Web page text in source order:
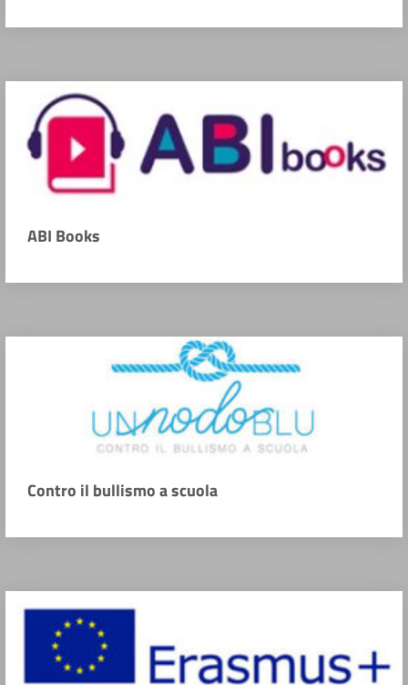
ABI Books
Contro il bullismo a scuola